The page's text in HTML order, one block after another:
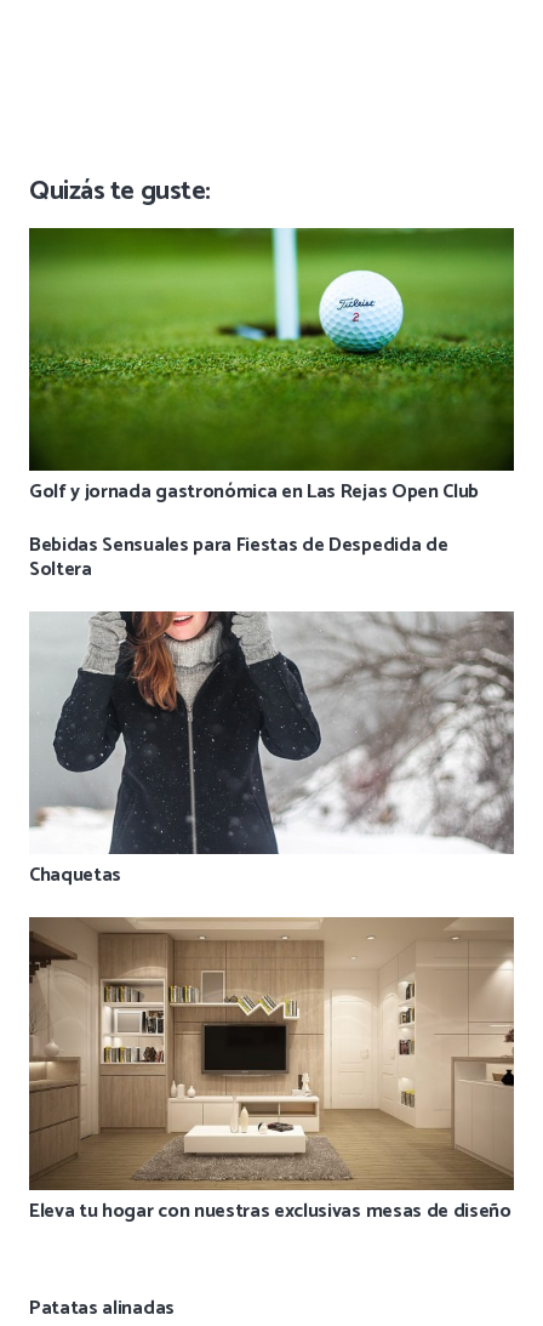
Quizás te guste:
Golf y jornada gastronómica en Las Rejas Open Club
Bebidas Sensuales para Fiestas de Despedida de
Soltera
Chaquetas
Eleva tu hogar con nuestras exclusivas mesas de diseño
Patatas alinadas